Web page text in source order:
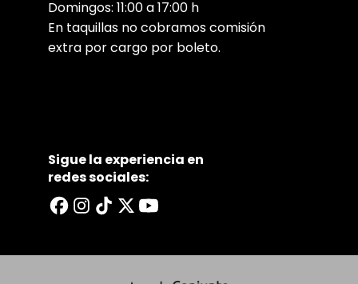
Domingos: 11:00 a 17:00 h
En taquillas no cobramos comisión
extra por cargo por boleto.
Sigue la experiencia en
redes sociales: